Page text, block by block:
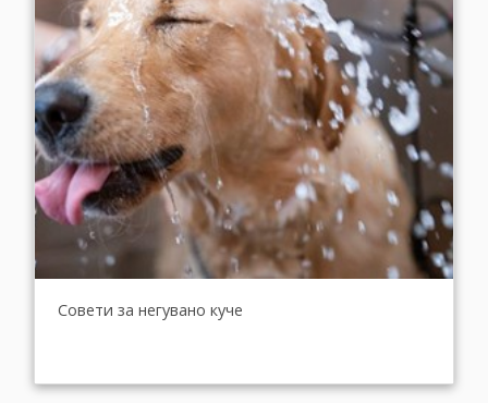
Совети за негувано куче